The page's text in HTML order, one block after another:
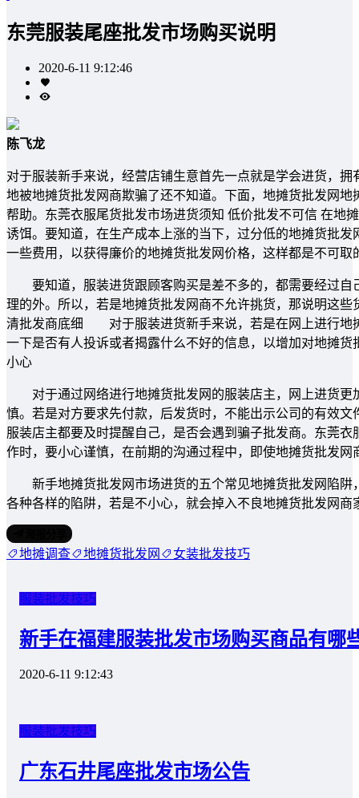
东莞服装尾座批发市场购买说明
2020-6-11 9:12:46
陈飞龙
对于服装新手来说，经营店铺生意首先一点就是学会进货，
地被地摊货批发网商欺骗了还不知道。下面，地摊货批发网
帮助。东莞衣服尾货批发市场进货须知 低价批发不可信 在地
诱饵。要知道，在生产成本上涨的当下，过分低的地摊货批
一些费用，以获得廉价的地摊货批发网价格，这样都是不可取
要知道，服装进货跟顾客购买是差不多的，都需要经过自
理的外。所以，若是地摊货批发网商不允许挑货，那说明
清批发商底细 对于服装进货新手来说，若是在网上进行地
一下是否有人投诉或者揭露什么不好的信息，以增加对地摊
小心
对于通过网络进行地摊货批发网的服装店主，网上进货更
慎。若是对方要求先付款，后发货时，不能出示公司的有效
服装店主都要及时提醒自己，是否会遇到骗子批发商。东
作时，要小心谨慎，在前期的沟通过程中，即使地摊货批发
新手地摊货批发网市场进货的五个常见地摊货批发网陷阱
各种各样的陷阱，若是不小心，就会掉入不良地摊货批发网
地摊调查 地摊货批发网 女装批发技巧
服装批发技巧
新手在福建服装批发市场购买商品有哪
2020-6-11 9:12:43
服装批发技巧
广东石井尾座批发市场公告